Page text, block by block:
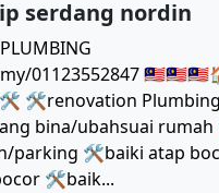
serdang nordin
01123552847
Plumbing
bina/ubahsuai
parking 🛠baiki atap
🛠baik...